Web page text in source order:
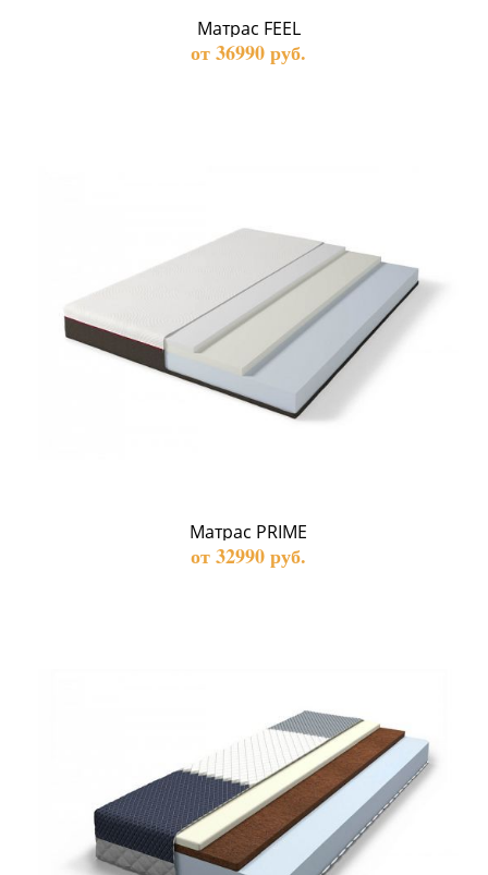
Матрас FEEL
от 36990 руб.
Матрас PRIME
от 32990 руб.